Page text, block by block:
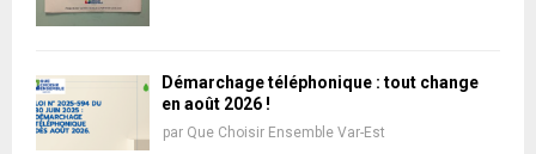
Démarchage téléphonique : tout change
en août 2026 !
par Que Choisir Ensemble Var-Est